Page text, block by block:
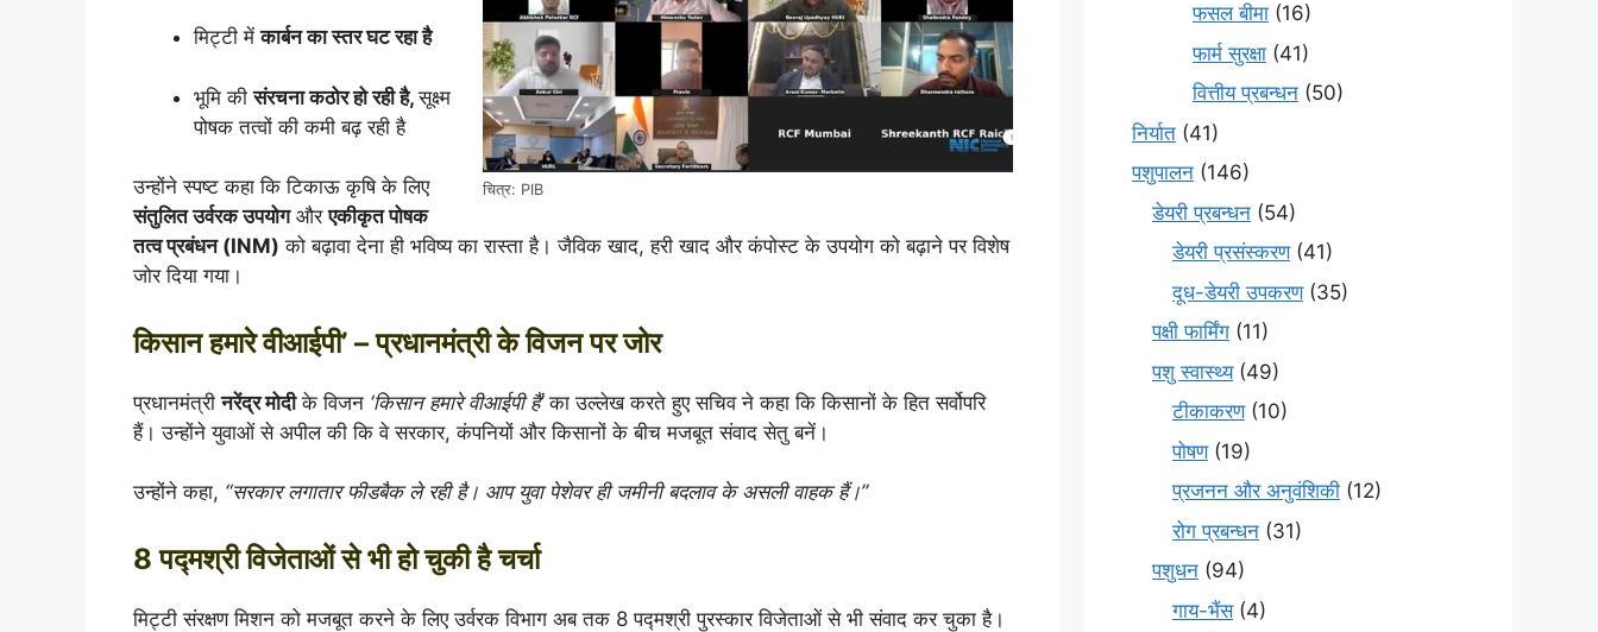
चित्र: PIB
मिट्टी मेंकार्बन का स्तर घट रहा है
भूमि कीसंरचना कठोर हो रही है,सूक्ष्म
पोषक तत्वों की कमी बढ़ रही है
उन्होंने स्पष्ट कहा कि टिकाऊ कृषि के लिए
संतुलित उर्वरक उपयोगऔरएकीकृत पोषक
तत्व प्रबंधन (INM) को बढ़ावा देना ही भविष्य का रास्ता है। जैविक खाद, हरी खाद और कंपोस्ट के उपयोग को बढ़ाने पर विशेष
जोर दिया गया।
किसान हमारे वीआईपी’ – प्रधानमंत्री के विजन पर जोर
प्रधानमंत्रीनरेंद्र मोदीके विजन ‘किसान हमारे वीआईपी हैं’का उल्लेख करते हुए सचिव ने कहा कि किसानों के हित सर्वोपरि
हैं। उन्होंने युवाओं से अपील की कि वे सरकार, कंपनियों और किसानों के बीच मजबूत संवाद सेतु बनें।
उन्होंने कहा, “सरकार लगातार फीडबैक ले रही है। आप युवा पेशेवर ही जमीनी बदलाव के असली वाहक हैं।”
8 पद्मश्री विजेताओं से भी हो चुकी है चर्चा
मिट्टी संरक्षण मिशन को मजबूत करने के लिए उर्वरक विभाग अब तक 8 पद्मश्री पुरस्कार विजेताओं से भी संवाद कर चुका है।
फसल बीमा (16)
फार्म सुरक्षा (41)
वित्तीय प्रबन्धन (50)
निर्यात (41)
पशुपालन (146)
डेयरी प्रबन्धन (54)
डेयरी प्रसंस्करण(41)
दूध-डेयरी उपकरण(35)
पक्षी फार्मिंग (11)
पशु स्वास्थ्य(49)
टीकाकरण(10)
पोषण(19)
प्रजनन और अनुवंशिकी (12)
रोग प्रबन्धन (31)
पशुधन (94)
गाय-भैंस(4)